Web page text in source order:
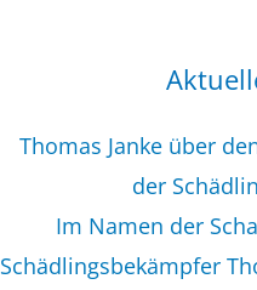
Thomas Janke über
der
Im Namen der
Schädlingsbekämpfer